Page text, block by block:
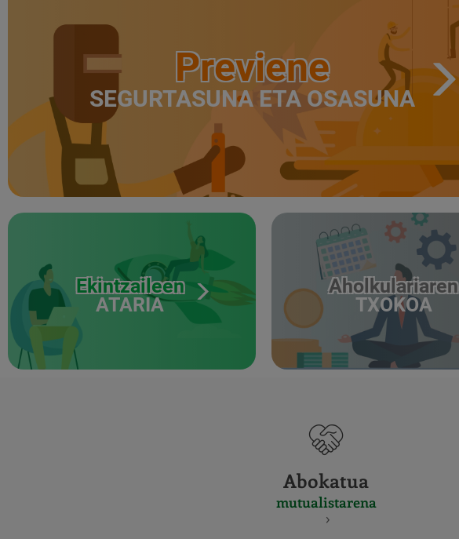
Previene
SEGURTASUNA ETA OSASUNA
Ekintzaileen
ATARIA
Aholkulariaren
TXOKOA
Abokatua
mutualistarena